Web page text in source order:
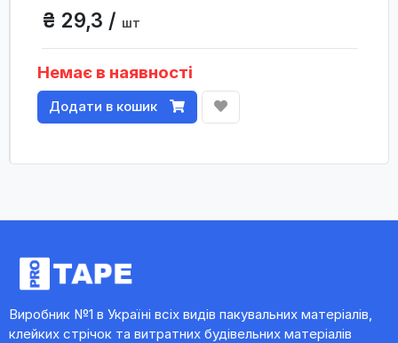
₴ 29,3 / шт
Немає в наявності
Додати в кошик
Виробник №1 в Україні всіх видів пакувальних матеріалів,
клейких стрічок та витратних будівельних матеріалів